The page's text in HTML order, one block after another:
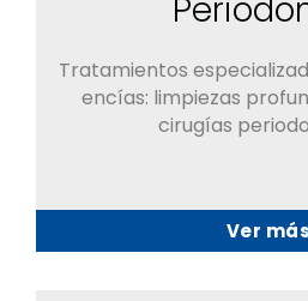
Tratamientos
encías: limpiezas
cirugías
Ver más